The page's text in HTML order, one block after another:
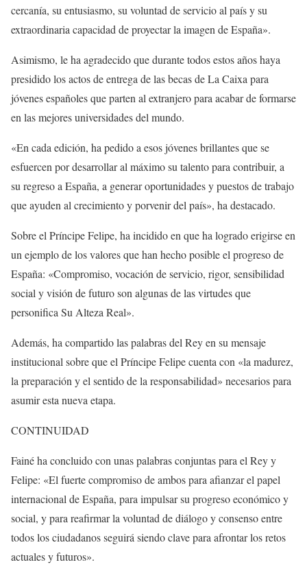
cercanía, su entusiasmo, su voluntad de servicio al país y su
extraordinaria capacidad de proyectar la imagen de España».
Asimismo, le ha agradecido que durante todos estos años haya
presidido los actos de entrega de las becas de La Caixa para
jóvenes españoles que parten al extranjero para acabar de formarse
en las mejores universidades del mundo.
«En cada edición, ha pedido a esos jóvenes brillantes que se
esfuercen por desarrollar al máximo su talento para contribuir, a
su regreso a España, a generar oportunidades y puestos de trabajo
que ayuden al crecimiento y porvenir del país», ha destacado.
Sobre el Príncipe Felipe, ha incidido en que ha logrado erigirse en
un ejemplo de los valores que han hecho posible el progreso de
España: «Compromiso, vocación de servicio, rigor, sensibilidad
social y visión de futuro son algunas de las virtudes que
personifica Su Alteza Real».
Además, ha compartido las palabras del Rey en su mensaje
institucional sobre que el Príncipe Felipe cuenta con «la madurez,
la preparación y el sentido de la responsabilidad» necesarios para
asumir esta nueva etapa.
CONTINUIDAD
Fainé ha concluido con unas palabras conjuntas para el Rey y
Felipe: «El fuerte compromiso de ambos para afianzar el papel
internacional de España, para impulsar su progreso económico y
social, y para reafirmar la voluntad de diálogo y consenso entre
todos los ciudadanos seguirá siendo clave para afrontar los retos
actuales y futuros».